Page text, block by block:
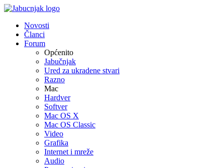
Novosti
Članci
Forum
Općenito
Jabučnjak
Ured za ukradene stvari
Razno
Mac
Hardver
Softver
Mac OS X
Mac OS Classic
Video
Grafika
Internet i mreže
Audio